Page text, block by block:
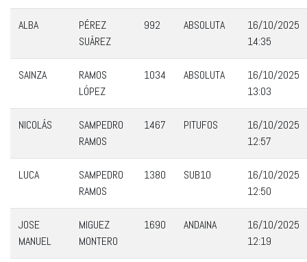
ALBA
PÉREZ
SUÁREZ
992 ABSOLUTA
16/10/2025
14:35
SAINZA
RAMOS
LÓPEZ
1034 ABSOLUTA
16/10/2025
13:03
NICOLÁS
SAMPEDRO
RAMOS
1467 PITUFOS
16/10/2025
12:57
LUCA
SAMPEDRO
RAMOS
1380 SUB10
16/10/2025
12:50
JOSE
MANUEL
MIGUEZ
MONTERO
1690 ANDAINA
16/10/2025
12:19